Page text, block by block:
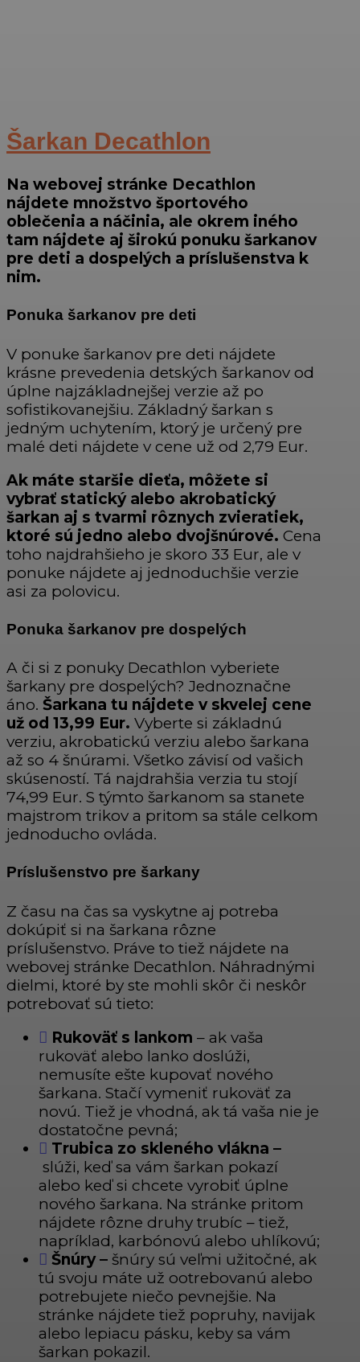
Šarkan Decathlon
Na webovej stránke Decathlon
nájdete množstvo športového
oblečenia a náčinia, ale okrem iného
tam nájdete aj širokú ponuku šarkanov
pre deti a dospelých a príslušenstva k
nim.
Ponuka šarkanov pre deti
V ponuke šarkanov pre deti nájdete
krásne prevedenia detských šarkanov od
úplne najzákladnejšej verzie až po
sofistikovanejšiu. Základný šarkan s
jedným uchytením, ktorý je určený pre
malé deti nájdete v cene už od 2,79 Eur.
Ak máte staršie dieťa, môžete si
vybrať statický alebo akrobatický
šarkan aj s tvarmi rôznych zvieratiek,
ktoré sú jedno alebo dvojšnúrové. Cena
toho najdrahšieho je skoro 33 Eur, ale v
ponuke nájdete aj jednoduchšie verzie
asi za polovicu.
Ponuka šarkanov pre dospelých
A či si z ponuky Decathlon vyberiete
šarkany pre dospelých? Jednoznačne
áno. Šarkana tu nájdete v skvelej cene
už od 13,99 Eur. Vyberte si základnú
verziu, akrobatickú verziu alebo šarkana
až so 4 šnúrami. Všetko závisí od vašich
skúseností. Tá najdrahšia verzia tu stojí
74,99 Eur. S týmto šarkanom sa stanete
majstrom trikov a pritom sa stále celkom
jednoducho ovláda.
Príslušenstvo pre šarkany
Z času na čas sa vyskytne aj potreba
dokúpiť si na šarkana rôzne
príslušenstvo. Práve to tiež nájdete na
webovej stránke Decathlon. Náhradnými
dielmi, ktoré by ste mohli skôr či neskôr
potrebovať sú tieto:
Rukoväť s lankom – ak vaša
rukoväť alebo lanko doslúži,
nemusíte ešte kupovať nového
šarkana. Stačí vymeniť rukoväť za
novú. Tiež je vhodná, ak tá vaša nie je
dostatočne pevná;
Trubica zo skleného vlákna –
slúži, keď sa vám šarkan pokazí
alebo keď si chcete vyrobiť úplne
nového šarkana. Na stránke pritom
nájdete rôzne druhy trubíc – tiež,
napríklad, karbónovú alebo uhlíkovú;
Šnúry – šnúry sú veľmi užitočné, ak
tú svoju máte už ootrebovanú alebo
potrebujete niečo pevnejšie. Na
stránke nájdete tiež popruhy, navijak
alebo lepiacu pásku, keby sa vám
šarkan pokazil.